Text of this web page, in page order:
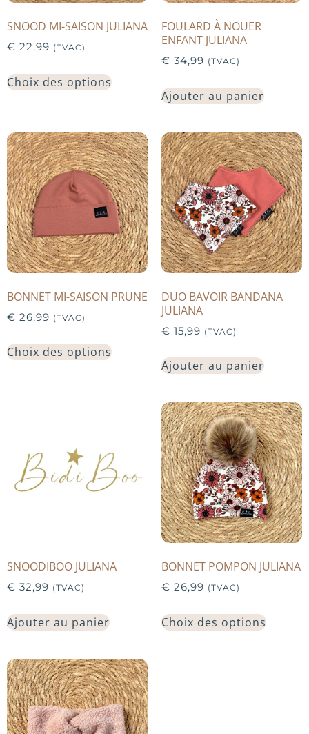
SNOOD MI-SAISON JULIANA
€ 22,99 (TVAC)
Choix des options
FOULARD À NOUER
ENFANT JULIANA
€ 34,99 (TVAC)
Ajouter au panier
BONNET MI-SAISON PRUNE
€ 26,99 (TVAC)
Choix des options
DUO BAVOIR BANDANA
JULIANA
€ 15,99 (TVAC)
Ajouter au panier
SNOODIBOO JULIANA
€ 32,99 (TVAC)
Ajouter au panier
BONNET POMPON JULIANA
€ 26,99 (TVAC)
Choix des options